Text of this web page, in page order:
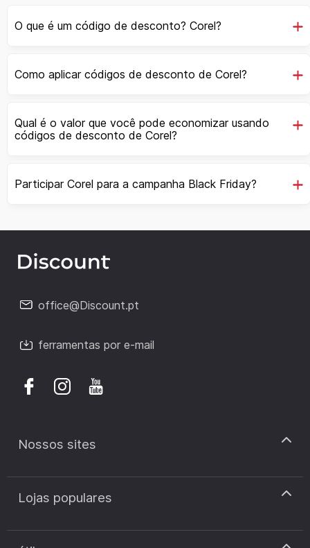
O que é um código de desconto? Corel?
Como aplicar códigos de desconto de Corel?
Qual é o valor que você pode economizar usando
códigos de desconto de Corel?
Participar Corel para a campanha Black Friday?
office@Discount.pt
ferramentas por e-mail
Nossos sites
discount.pt
discount.sk
Lojas populares
Cupão de desconto Zooplus